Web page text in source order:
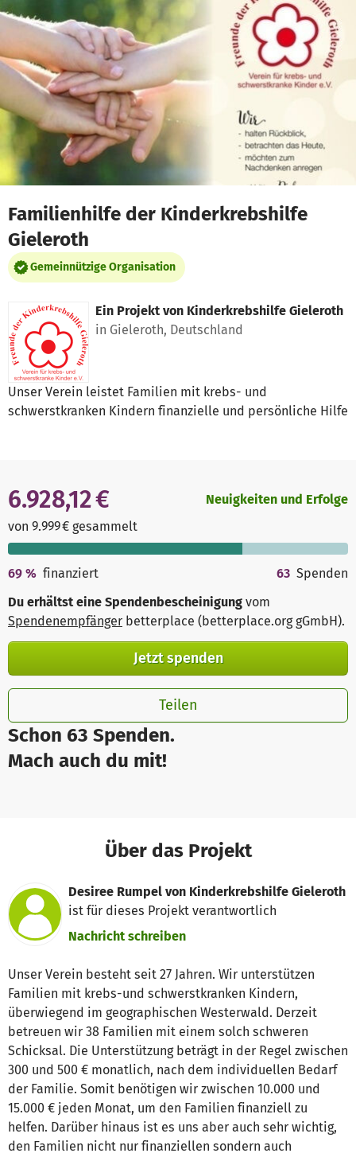
Zum Hauptinhalt springen
Erklärung zur Barrierefreiheit anzeigen
Familienhilfe der Kinderkrebshilfe
Gieleroth
Gemeinnützige Organisation
Ein Projekt von Kinderkrebshilfe Gieleroth
in Gieleroth, Deutschland
Unser Verein leistet Familien mit krebs- und
schwerstkranken Kindern finanzielle und persönliche Hilfe
Schon 63 Spenden.
Mach auch du mit!
6.928,12 €
von 9.999 € gesammelt
Neuigkeiten und Erfolge
69 % finanziert 63 Spenden
Du erhältst eine Spendenbescheinigung vom
Spendenempfänger betterplace (betterplace.org gGmbH).
Jetzt spenden
Teilen
Über das Projekt
Desiree Rumpel von Kinderkrebshilfe Gieleroth
ist für dieses Projekt verantwortlich
Nachricht schreiben
Unser Verein besteht seit 27 Jahren. Wir unterstützen
Familien mit krebs-und schwerstkranken Kindern,
überwiegend im geographischen Westerwald. Derzeit
betreuen wir 38 Familien mit einem solch schweren
Schicksal. Die Unterstützung beträgt in der Regel zwischen
300 und 500 € monatlich, nach dem individuellen Bedarf
der Familie. Somit benötigen wir zwischen 10.000 und
15.000 € jeden Monat, um den Familien finanziell zu
helfen. Darüber hinaus ist es uns aber auch sehr wichtig,
den Familien nicht nur finanziellen sondern auch